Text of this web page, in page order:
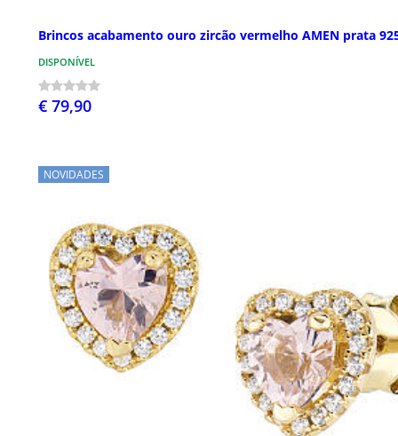
Brincos acabamento ouro zircão vermelho AMEN prata
DISPONÍVEL
€ 79,90
NOVIDADES